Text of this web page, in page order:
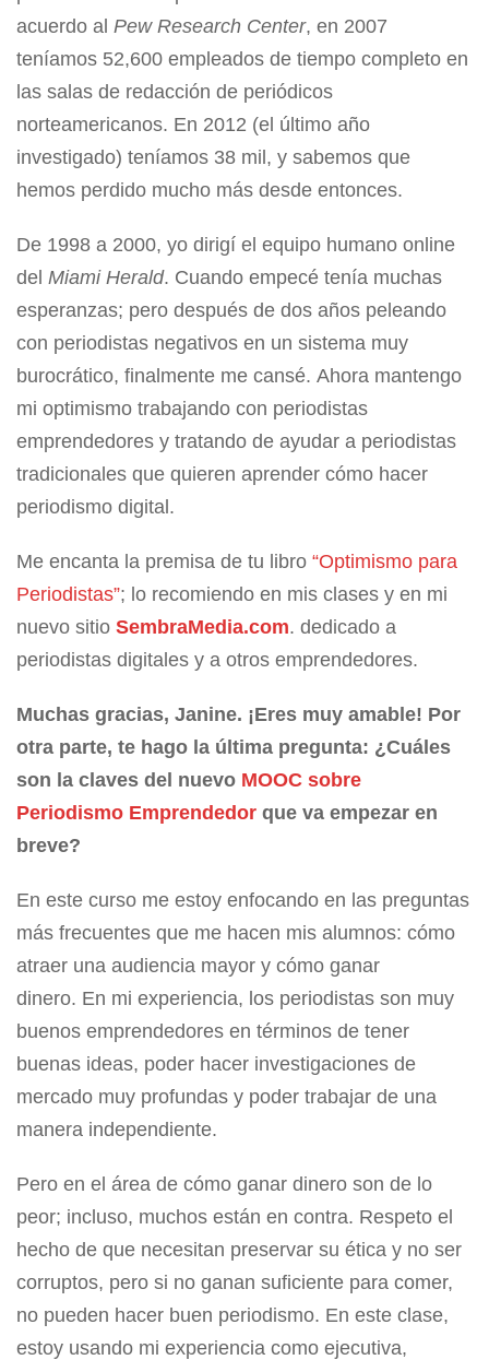
acuerdo al Pew Research Center, en 2007
teníamos 52,600 empleados de tiempo completo en
las salas de redacción de periódicos
norteamericanos. En 2012 (el último año
investigado) teníamos 38 mil, y sabemos que
hemos perdido mucho más desde entonces.
De 1998 a 2000, yo dirigí el equipo humano online
del Miami Herald. Cuando empecé tenía muchas
esperanzas; pero después de dos años peleando
con periodistas negativos en un sistema muy
burocrático, finalmente me cansé. Ahora mantengo
mi optimismo trabajando con periodistas
emprendedores y tratando de ayudar a periodistas
tradicionales que quieren aprender cómo hacer
periodismo digital.
Me encanta la premisa de tu libro “Optimismo para
Periodistas”; lo recomiendo en mis clases y en mi
nuevo sitio SembraMedia.com. dedicado a
periodistas digitales y a otros emprendedores.
Muchas gracias, Janine. ¡Eres muy amable! Por
otra parte, te hago la última pregunta: ¿Cuáles
son la claves del nuevo MOOC sobre
Periodismo Emprendedor que va empezar en
breve?
En este curso me estoy enfocando en las preguntas
más frecuentes que me hacen mis alumnos: cómo
atraer una audiencia mayor y cómo ganar
dinero. En mi experiencia, los periodistas son muy
buenos emprendedores en términos de tener
buenas ideas, poder hacer investigaciones de
mercado muy profundas y poder trabajar de una
manera independiente.
Pero en el área de cómo ganar dinero son de lo
peor; incluso, muchos están en contra. Respeto el
hecho de que necesitan preservar su ética y no ser
corruptos, pero si no ganan suficiente para comer,
no pueden hacer buen periodismo. En este clase,
estoy usando mi experiencia como ejecutiva,